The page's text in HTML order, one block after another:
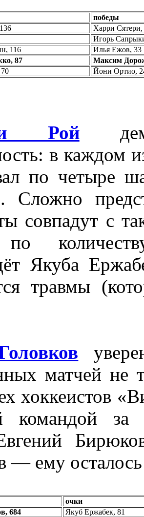
победы
Харри Сятери,
Игорь
116
Илья Ежов, 33
87
Максим
Йони Ортио,
Рой
в каждом
по четыре
Сложно
совпадут с
по
Якуба
травмы
матчей не
хоккеистов
командой
— ему осталось
очки
684
Якуб Ержабек, 81